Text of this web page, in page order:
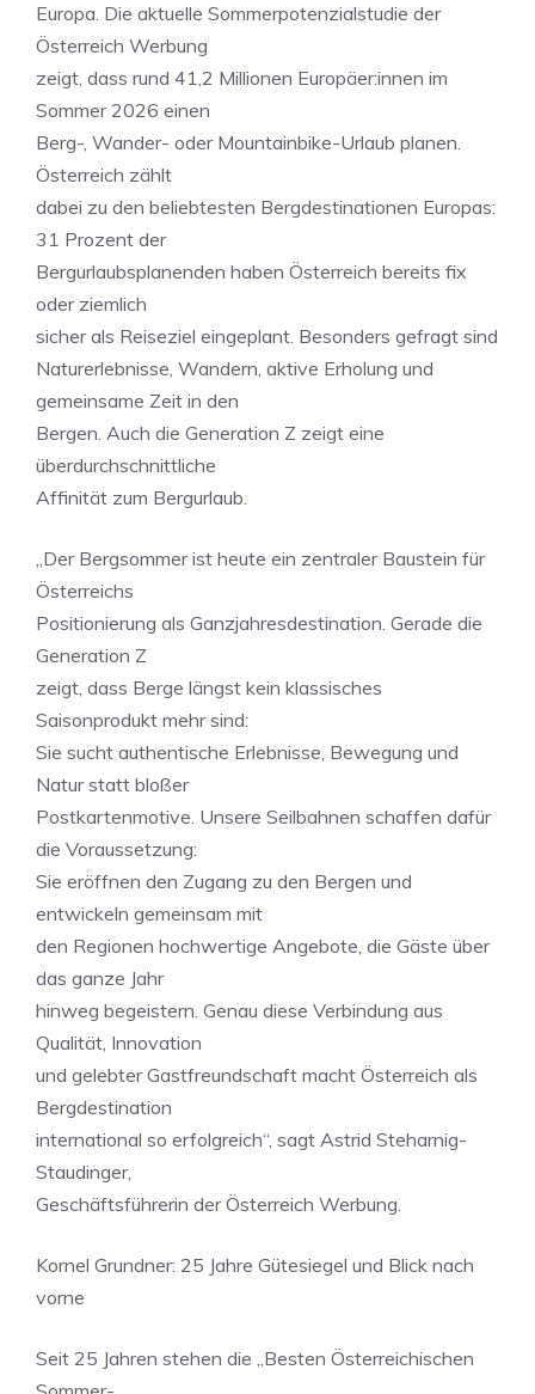
Europa. Die aktuelle Sommerpotenzialstudie der
Österreich Werbung
zeigt, dass rund 41,2 Millionen Europäer:innen im
Sommer 2026 einen
Berg-, Wander- oder Mountainbike-Urlaub planen.
Österreich zählt
dabei zu den beliebtesten Bergdestinationen Europas:
31 Prozent der
Bergurlaubsplanenden haben Österreich bereits fix
oder ziemlich
sicher als Reiseziel eingeplant. Besonders gefragt sind
Naturerlebnisse, Wandern, aktive Erholung und
gemeinsame Zeit in den
Bergen. Auch die Generation Z zeigt eine
überdurchschnittliche
Affinität zum Bergurlaub.
„Der Bergsommer ist heute ein zentraler Baustein für
Österreichs
Positionierung als Ganzjahresdestination. Gerade die
Generation Z
zeigt, dass Berge längst kein klassisches
Saisonprodukt mehr sind:
Sie sucht authentische Erlebnisse, Bewegung und
Natur statt bloßer
Postkartenmotive. Unsere Seilbahnen schaffen dafür
die Voraussetzung:
Sie eröffnen den Zugang zu den Bergen und
entwickeln gemeinsam mit
den Regionen hochwertige Angebote, die Gäste über
das ganze Jahr
hinweg begeistern. Genau diese Verbindung aus
Qualität, Innovation
und gelebter Gastfreundschaft macht Österreich als
Bergdestination
international so erfolgreich“, sagt Astrid Steharnig-
Staudinger,
Geschäftsführerin der Österreich Werbung.
Kornel Grundner: 25 Jahre Gütesiegel und Blick nach
vorne
Seit 25 Jahren stehen die „Besten Österreichischen